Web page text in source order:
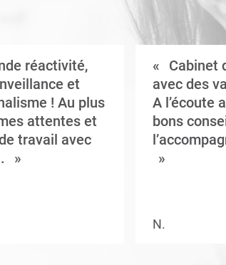
réactivité,
et
! Au plus
attentes et
travail avec
Cabinet
avec des
A l’écoute
bons
N.